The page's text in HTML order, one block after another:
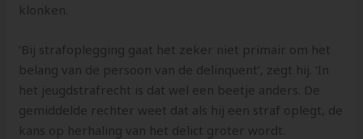
klonken.
‘Bij strafoplegging gaat het zeker niet primair om het
belang van de persoon van de delinquent’, zegt hij. ‘In
het jeugdstrafrecht is dat wel een beetje anders. De
gemiddelde rechter weet dat als hij een straf oplegt, de
kans op herhaling van het delict groter wordt.